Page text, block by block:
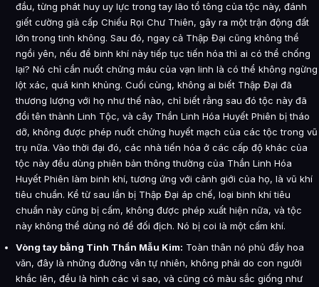
đầu, từng phát huy uy lực trong tay lão tổ tông của tộc này, đánh
giết cường giả cấp Chiếu Rọi Chư Thiên, gây ra một trận động đất
lớn trong tinh không. Sau đó, ngay cả Thập Đại cũng không thể
ngồi yên, nếu để binh khí này tiếp tục tiến hóa thì ai có thể chống
lại? Nó chỉ cần nuốt chửng máu của vạn linh là có thể không ngừng
lột xác, quá kinh khủng. Cuối cùng, không ai biết Thập Đại đã
thương lượng với họ như thế nào, chỉ biết rằng sau đó tộc này đã
đổi tên thành Linh Tộc, và cây Thần Linh Hóa Huyết Phiên bị tháo
dỡ, không được phép nuốt chửng huyết mạch của các tộc trong vũ
trụ nữa. Vào thời đại đó, các nhà tiến hóa ở các cấp độ khác của
tộc này đều dùng phiên bản thông thường của Thần Linh Hóa
Huyết Phiên làm binh khí, tương ứng với cảnh giới của họ, là vũ khí
tiêu chuẩn. Kể từ sau lần bị Thập Đại áp chế, loại binh khí tiêu
chuẩn này cũng bị cấm, không được phép xuất hiện nữa, và tộc
này không thể dùng nó để đối địch. Nó bị coi là một cấm khí.
Vòng tay bằng Tinh Thần Mẫu Kim: Toàn thân nó phủ đầy hoa
văn, đây là những đường vân tự nhiên, không phải do con người
khắc lên, đều là hình các vì sao, và cũng có màu sắc giống như